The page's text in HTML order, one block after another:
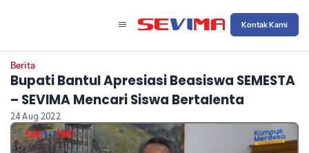
Kontak Kami
Berita
Bupati Bantul Apresiasi Beasiswa SEMESTA
– SEVIMA Mencari Siswa Bertalenta
24 Aug 2022